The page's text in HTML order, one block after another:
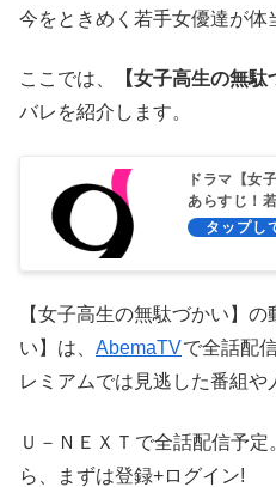
今をときめく若手女優達が体
ここでは、 【女子高生の無
バレを紹介します。
ドラマ【女
あらすじ！
大！
【女子高生の無駄づかい】の
い】は、 AbemaTVで全話配
レミアムでは見逃した番組や
Ｕ－ＮＥＸＴ で全話配信予定
ら、まずは登録+ログイン!